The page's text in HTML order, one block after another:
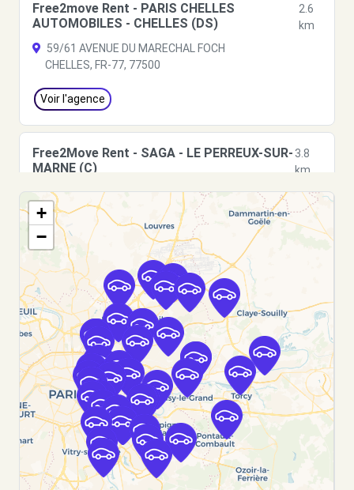
Free2move Rent - PARIS CHELLES
AUTOMOBILES - CHELLES (DS)
2.6
km
59/61 AVENUE DU MARECHAL FOCH
CHELLES, FR-77, 77500
Voir l'agence
Free2Move Rent - SAGA - LE PERREUX-SUR-
MARNE (C)
3.8
km
127-129 AVENUE PIERRE BROSSOLETTE
LE PERREUX-SUR-MARNE, 94170
Voir l'agence
Free2Move Rent - GARAGE DE L'EUROPE -
LE RAINCY (C)
km
144 AVENUE THIERS
LE RAINCY, 93340
Voir l'agence
Free2Move Rent - TRUJAS PARIS EST
CHAMPIGNY-SUR-MARNE - CHAMPIGNY-SUR-
MARNE (C)
+
−